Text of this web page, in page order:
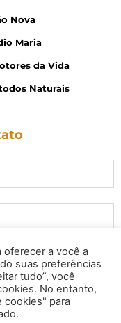
Nova
Maria
da Vida
Naturais
oferecer a você a
suas preferências
tudo”, você
No entanto,
cookies" para